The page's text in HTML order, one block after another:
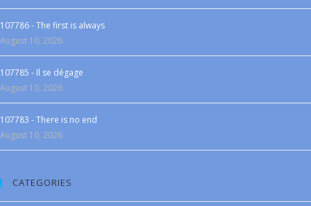
107786 - The first is always
August 10, 2026
107785 - Il se dégage
August 10, 2026
107783 - There is no end
August 10, 2026
CATEGORIES